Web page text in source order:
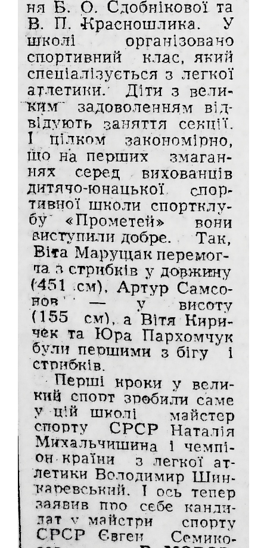
ФІГУРНЕ КАТАННЯ НА РОЛИКОВИХ КОВЗАНАХ
ЛОГІЧНІ ІГРИ
ШАШКИ
ШАХИ
СЕГИ
СПОРТИВНІ ТАНЦІ, ЧЕРЛІДІНГ
СПОРТИВНІ ТАНЦІ
ЧЕРЛІДІНГ
БІЛЬЯРДНИЙ СПОРТ
ПАРКУР
СПОРТИВНІ СПОРУДИ
СПОРТИВНЕ ОРІЄНТУВАННЯ
КУЛЬТУРА
ОСВІТА
ІСТОРІЯ
ВІДОМІ ЛЮДИ МІСТА
ПАМ'ЯТНИКИ МІСТА
"ПЕРЕГОРТАЮЧИ СТАРІ ГАЗЕТИ"
50-ТІ РОКИ
60-ТІ РОКИ
70-ТІ РОКИ
80-ТІ РОКИ
90-ТІ РОКИ
ІСТОРІЯ ОДНІЄЇ ФОТОГРАФІЇ
ІСТОРІЯ ТРАНСПОРТУ
РЕКОРДИ МІСТА